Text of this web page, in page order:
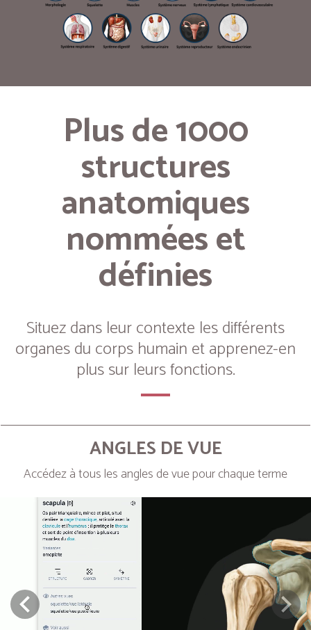
Plus de 1000
structures
anatomiques
nommées et
définies
Situez dans leur contexte les différents
organes du corps humain et apprenez-en
plus sur leurs fonctions.
ANGLES DE VUE
Accédez à tous les angles de vue pour chaque terme